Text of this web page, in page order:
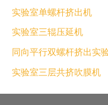
实验室单螺杆挤出机
实验室三辊压延机
同向平行双螺杆挤出实
实验室三层共挤吹膜机